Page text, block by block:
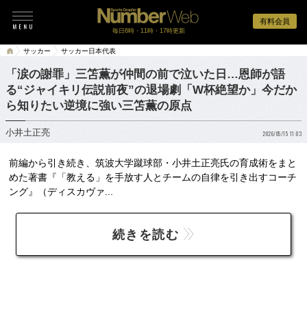
有料会員
毎日6時・11時・17時更新
サッカー サッカー日本代表
「涙の謝罪」三笘薫が仲間の前で泣いた日…恩師が語
る“ジャイキリ伝説前夜”の退場劇「W杯絶望か」今だか
ら知りたい逆境に強い三笘薫の原点
小井土正亮 2026/05/15 11:03
前編から引き続き、筑波大学蹴球部・小井土正亮氏の育成術をまと
めた著書『「教える」を手放す人とチームの自律を引き出すコーチ
ング』（ディスカヴァ...
続きを読む